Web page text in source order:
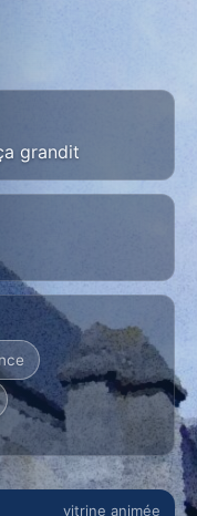
grandit
vitrine animée
🔇 ⛶